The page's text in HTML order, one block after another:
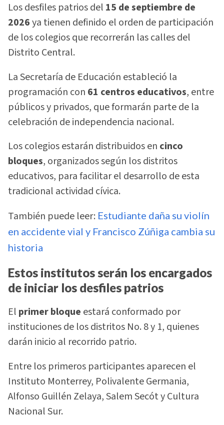
Los desfiles patrios del 15 de septiembre de
2026ya tienen definido el orden de participación
de los colegios que recorrerán las calles del
Distrito Central.
La Secretaría de Educación estableció la
programación con 61 centros educativos, entre
públicos y privados, que formarán parte de la
celebración de independencia nacional.
Los colegios estarán distribuidos en cinco
bloques, organizados según los distritos
educativos, para facilitar el desarrollo de esta
tradicional actividad cívica.
También puede leer: Estudiante daña su violín
en accidente vial y Francisco Zúñiga cambia su
historia
Estos institutos serán los encargados
de iniciar los desfiles patrios
El primer bloque estará conformado por
instituciones de los distritos No. 8 y 1, quienes
darán inicio al recorrido patrio.
Entre los primeros participantes aparecen el
Instituto Monterrey, Polivalente Germania,
Alfonso Guillén Zelaya, Salem Secót y Cultura
Nacional Sur.